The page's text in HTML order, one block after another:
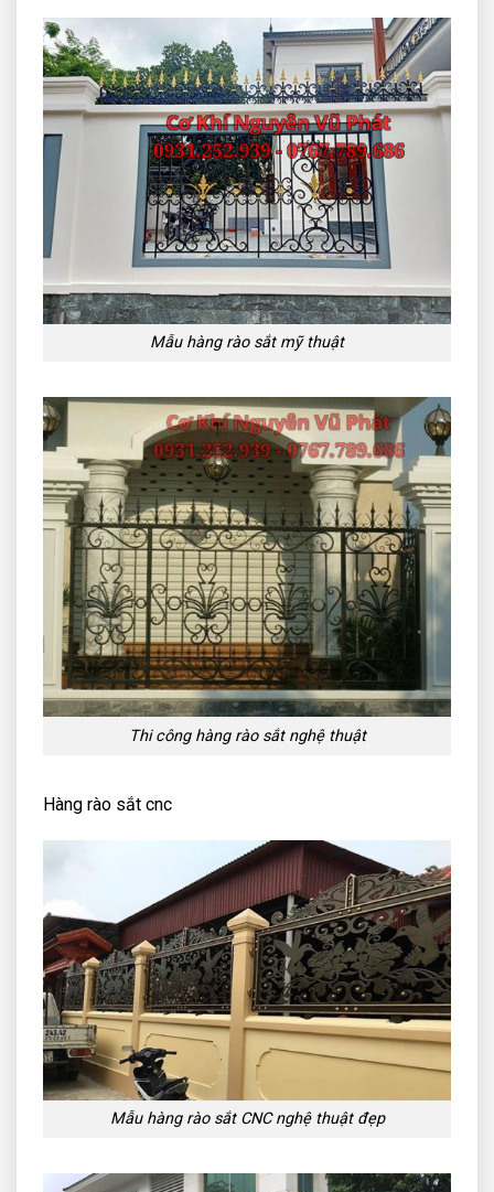
Mẫu hàng rào sắt mỹ thuật
Thi công hàng rào sắt nghệ thuật
Hàng rào sắt cnc
Mẫu hàng rào sắt CNC nghệ thuật đẹp